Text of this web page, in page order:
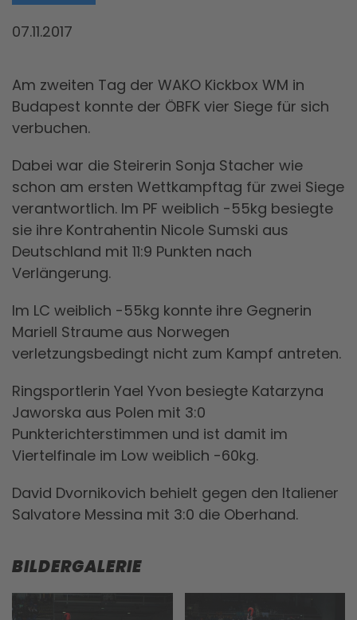
07.11.2017
Am zweiten Tag der WAKO Kickbox WM in
Budapest konnte der ÖBFK vier Siege für sich
verbuchen.
Dabei war die Steirerin Sonja Stacher wie
schon am ersten Wettkampftag für zwei Siege
verantwortlich. Im PF weiblich -55kg besiegte
sie ihre Kontrahentin Nicole Sumski aus
Deutschland mit 11:9 Punkten nach
Verlängerung.
Im LC weiblich -55kg konnte ihre Gegnerin
Mariell Straume aus Norwegen
verletzungsbedingt nicht zum Kampf antreten.
Ringsportlerin Yael Yvon besiegte Katarzyna
Jaworska aus Polen mit 3:0
Punkterichterstimmen und ist damit im
Viertelfinale im Low weiblich -60kg.
David Dvornikovich behielt gegen den Italiener
Salvatore Messina mit 3:0 die Oberhand.
BILDERGALERIE